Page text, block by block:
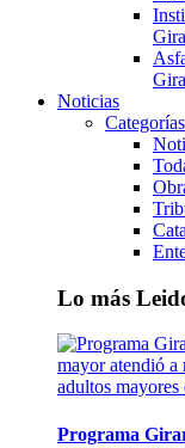
Noticias
Categorías
Lo más
Programa